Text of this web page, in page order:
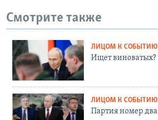
Смотрите также
ЛИЦОМ К СОБЫТИЮ
Ищет виноватых?
ЛИЦОМ К СОБЫТИЮ
Партия номер два